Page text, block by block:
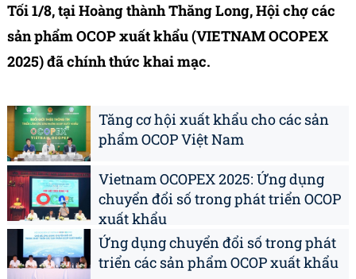
Tối 1/8, tại Hoàng thành Thăng Long, Hội chợ các
sản phẩm OCOP xuất khẩu (VIETNAM OCOPEX
2025) đã chính thức khai mạc.
Tăng cơ hội xuất khẩu cho các sản
phẩm OCOP Việt Nam
Vietnam OCOPEX 2025: Ứng dụng
chuyển đổi số trong phát triển OCOP
xuất khẩu
Ứng dụng chuyển đổi số trong phát
triển các sản phẩm OCOP xuất khẩu